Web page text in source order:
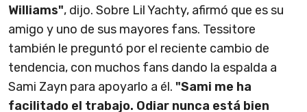
Williams", dijo. Sobre Lil Yachty, afirmó que es su
amigo y uno de sus mayores fans. Tessitore
también le preguntó por el reciente cambio de
tendencia, con muchos fans dando la espalda a
Sami Zayn para apoyarlo a él. "Sami me ha
facilitado el trabajo. Odiar nunca está bien